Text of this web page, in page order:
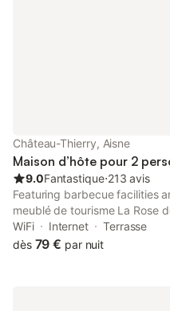
Château-Thierry, Aisne
Maison d’hôte pour 2
9.0Fantastique⋅213 avis
Featuring barbecue facilities
meublé de tourisme La Rose
historic building in Château-
Station.
WiFi Internet
Terrasse
dès 79 € par nuit